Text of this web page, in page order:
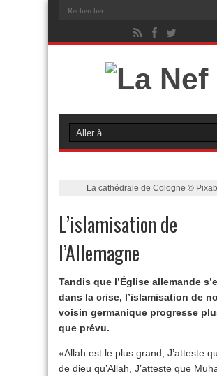
La cathédrale de Cologne ©
L’islamisation de
l’Allemagne
Tandis que l’Église allemande
dans la crise, l’islamisation de
voisin germanique progresse
que prévu.
«Allah est le plus grand, J’atteste
de dieu qu’Allah, J’atteste que